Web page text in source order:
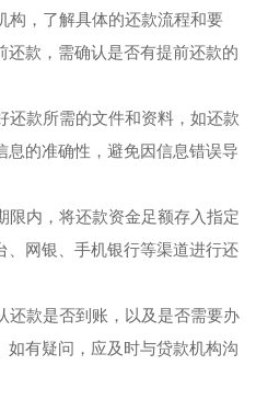
构，了解具体的还款流程和要
款，需确认是否有提前还款的
还款所需的文件和资料，如还款
的准确性，避免因信息错误导
限内，将还款资金足额存入指定
、网银、手机银行等渠道进行还
还款是否到账，以及是否需要办
有疑问，应及时与贷款机构沟